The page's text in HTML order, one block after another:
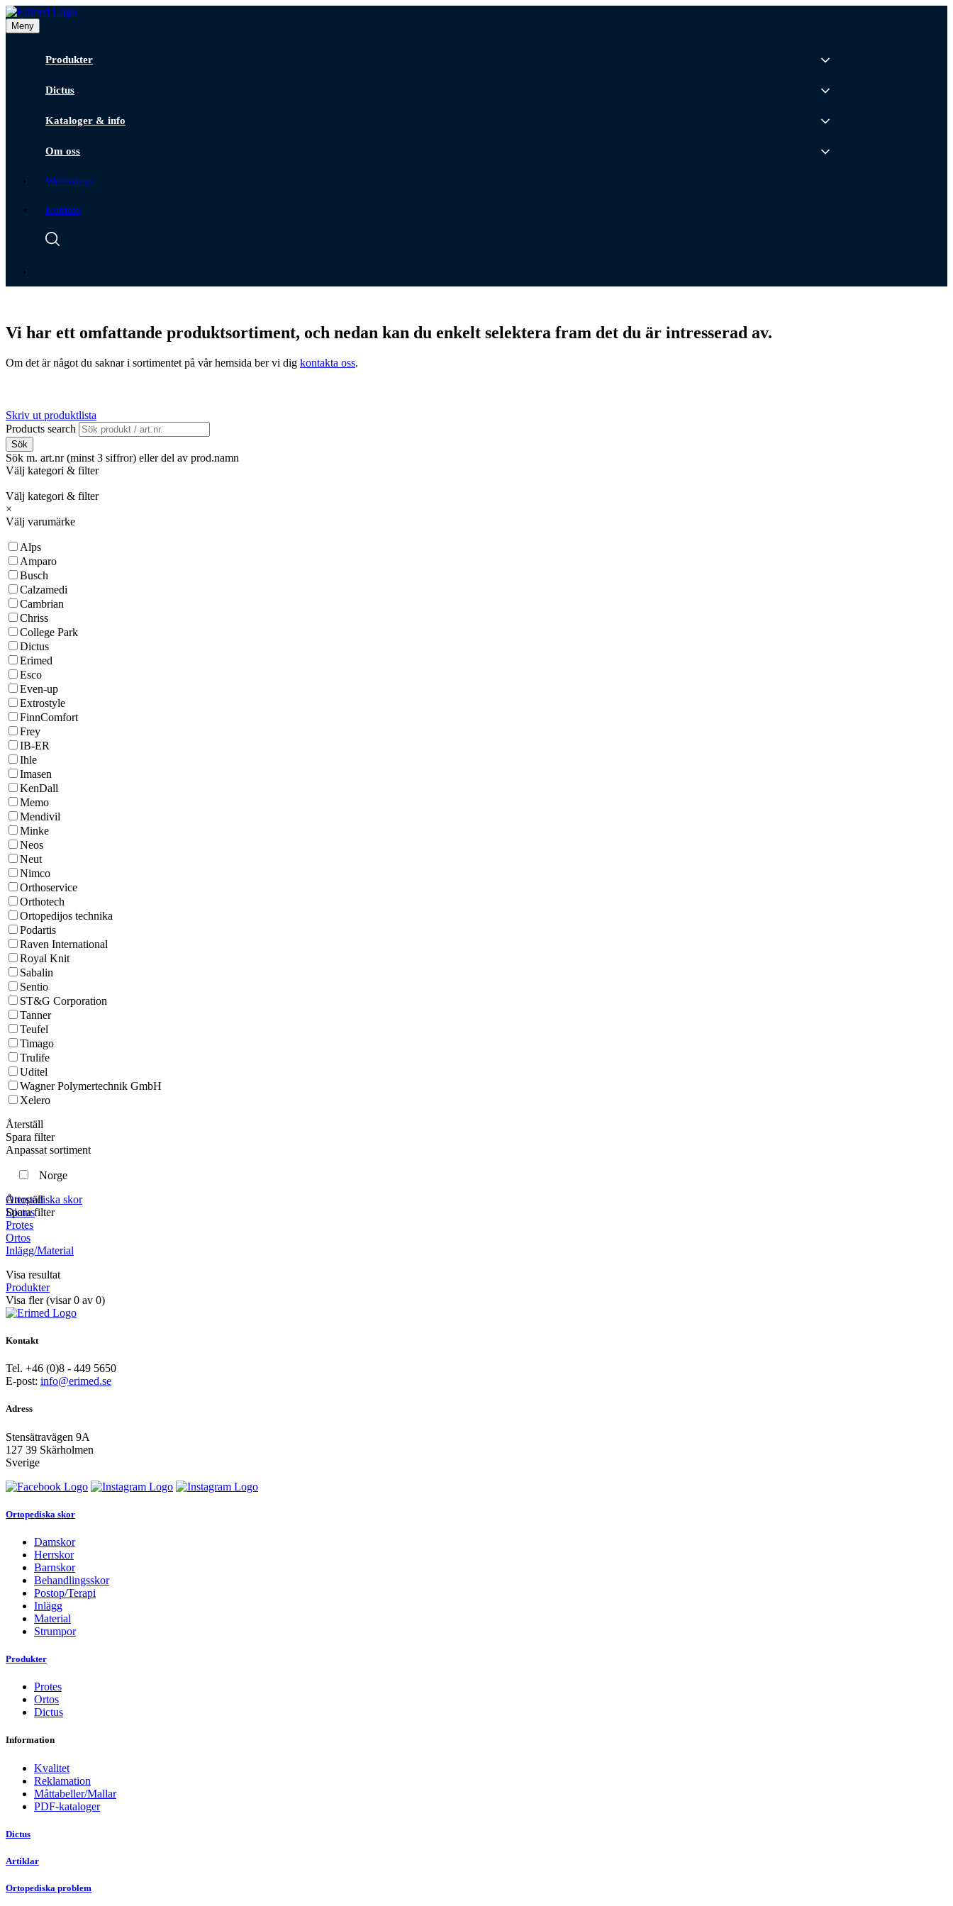
Meny
Produkter
Dictus
Kataloger & info
Om oss
Webbshop
Kontakt
Vi har ett omfattande produktsortiment, och nedan kan du enkelt selektera fram det du är intresserad av.
Om det är något du saknar i sortimentet på vår hemsida ber vi dig kontakta oss.
Skriv ut produktlista
Products search
Sök
Sök m. art.nr (minst 3 siffror) eller del av prod.namn
Välj kategori & filter
Välj kategori & filter
×
Välj varumärke
Alps
Amparo
Busch
Calzamedi
Cambrian
Chriss
College Park
Dictus
Erimed
Esco
Even-up
Extrostyle
FinnComfort
Frey
IB-ER
Ihle
Imasen
KenDall
Memo
Mendivil
Minke
Neos
Neut
Nimco
Orthoservice
Orthotech
Ortopedijos technika
Podartis
Raven International
Royal Knit
Sabalin
Sentio
ST&G Corporation
Tanner
Teufel
Timago
Trulife
Uditel
Wagner Polymertechnik GmbH
Xelero
Återställ
Spara filter
Anpassat sortiment
Norge
Återställ
Spara filter
Ortopediska skor
Dictus
Protes
Ortos
Inlägg/Material
Visa resultat
Produkter
Visa fler(visar0 av 0)
Kontakt
Tel. +46 (0)8 - 449 5650
E-post: info@erimed.se
Adress
Stensätravägen 9A
127 39 Skärholmen
Sverige
Ortopediska skor
Damskor
Herrskor
Barnskor
Behandlingsskor
Postop/Terapi
Inlägg
Material
Strumpor
Produkter
Protes
Ortos
Dictus
Information
Kvalitet
Reklamation
Måttabeller/Mallar
PDF-kataloger
Dictus
Artiklar
Ortopediska problem